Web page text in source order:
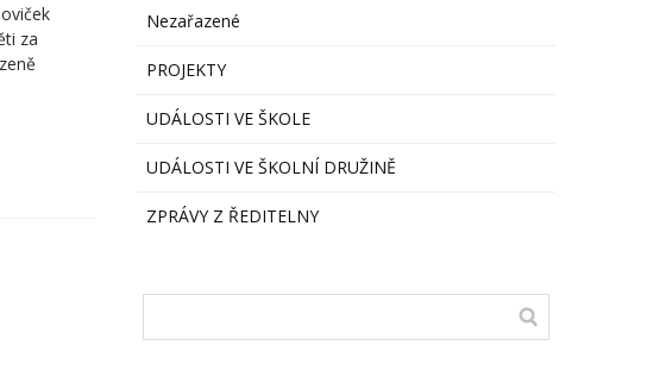
za
Nezařazené
PROJEKTY
UDÁLOSTI VE ŠKOLE
UDÁLOSTI VE ŠKOLNÍ DRUŽINĚ
ZPRÁVY Z ŘEDITELNY